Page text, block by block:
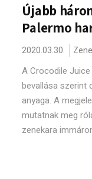
Újabb
Palermo
2020.03.30.
A Crocodile
bevallása szerint
anyaga. A
mutatnak meg
zenekara